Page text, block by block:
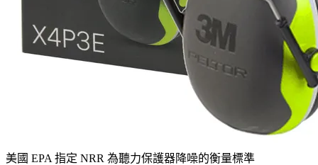
美國 EPA 指定 NRR 為聽力保護器降噪的衡量標準